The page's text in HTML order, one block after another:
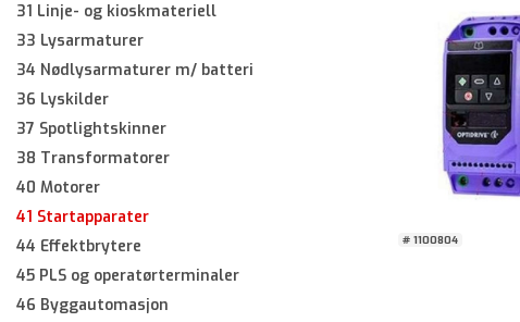
31 Linje- og kioskmateriell
33 Lysarmaturer
34 Nødlysarmaturer m/ batteri
36 Lyskilder
37 Spotlightskinner
38 Transformatorer
40 Motorer
41 Startapparater
44 Effektbrytere
45 PLS og operatørterminaler
46 Byggautomasjon
1F12 IP20
# 1100804